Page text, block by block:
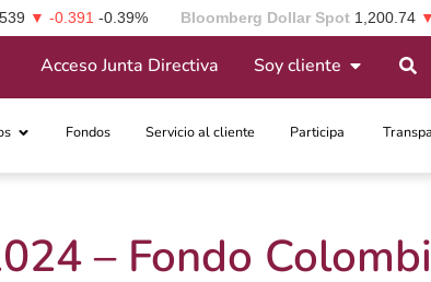
▼ -0.391 -0.39% Bloomberg Dollar Spot 1,200.74
Acceso Junta Directiva Soy cliente
Fondos Servicio al cliente Participa ​
– Fondo